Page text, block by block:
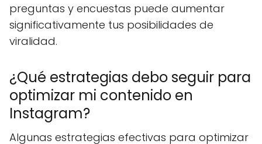
preguntas y encuestas puede aumentar
significativamente tus posibilidades de
viralidad.
¿Qué estrategias debo seguir para
optimizar mi contenido en
Instagram?
Algunas estrategias efectivas para optimizar